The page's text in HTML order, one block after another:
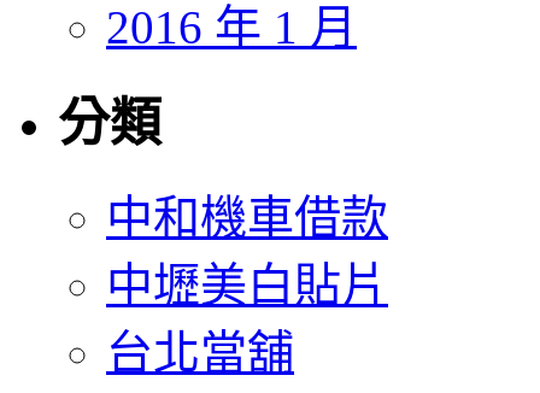
2016 年 1 月
分類
中和機車借款
中壢美白貼片
台北當舖